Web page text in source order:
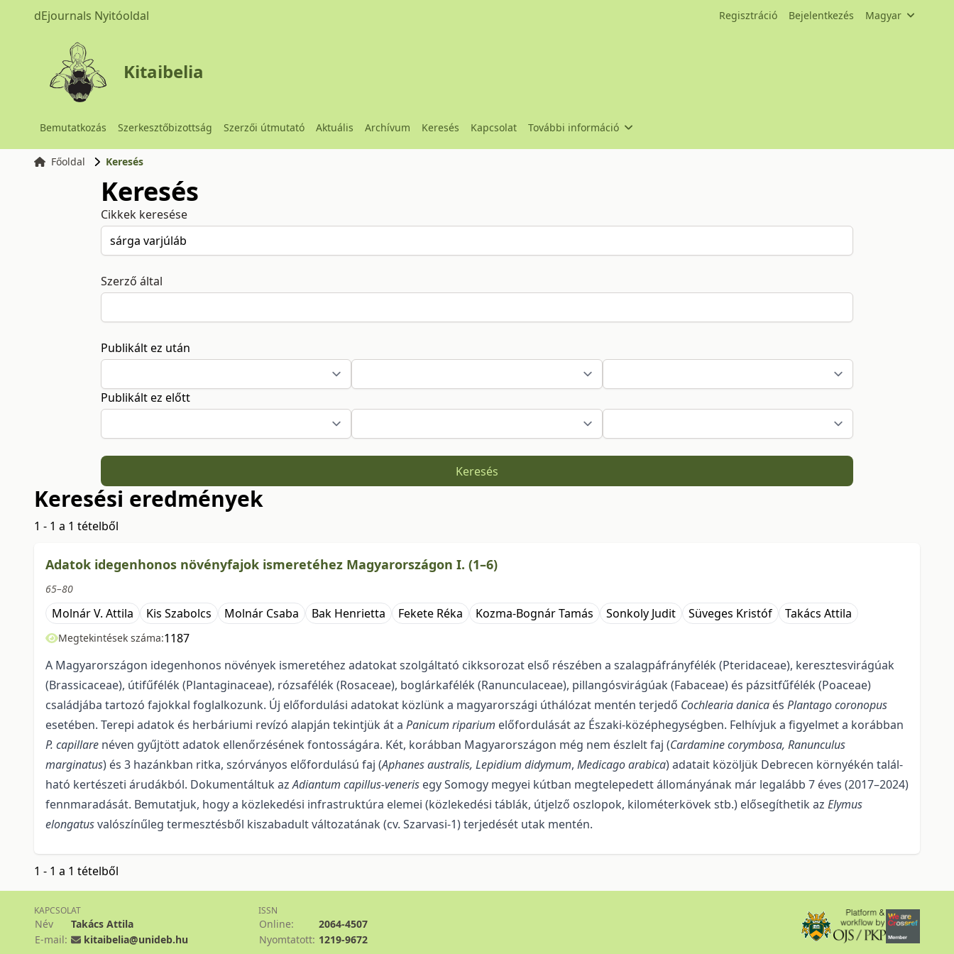
dEjournals Nyitóoldal Regisztráció Bejelentkezés Magyar
Kitaibelia
Bemutatkozás Szerkesztőbizottság Szerzői útmutató Aktuális Archívum Keresés Kapcsolat További információ
Főoldal Keresés
Keresés
Cikkek keresése
Szerző által
Publikált ez után
Publikált ez előtt
Keresés
Keresési eredmények
1 - 1 a 1 tételből
Adatok idegenhonos növényfajok ismeretéhez Magyarországon I. (1–6)
65–80
Molnár V. Attila Kis Szabolcs Molnár Csaba Bak Henrietta Fekete Réka Kozma-Bognár Tamás Sonkoly Judit Süveges Kristóf Takács Attila
Megtekintések száma:1187
A Magyarországon idegenhonos növények ismeretéhez adatokat szolgáltató cikksoro­zat első részében a szalagpáfrányfélék (Pteridaceae), keresztesvirágúak
(Brassicaceae), útifűfélék (Plan­taginaceae), rózsafélék (Rosaceae), boglárkafélék (Ranunculaceae), pillangósvirágúak (Fabaceae) és pá­zsitfűfélék (Poaceae)
családjába tartozó fajokkal foglalkozunk. Új előfordulási adatokat közlünk a magyar­országi úthálózat mentén terjedő Cochlearia danica és Plantago coronopus
esetében. Terepi adatok és herbáriumi revízó alapján tekintjük át a Panicum riparium előfordulását az Északi-középhegységben. Felhívjuk a figyelmet a korábban
P. capillare néven gyűjtött adatok ellenőrzésének fontosságára. Két, korábban Magyarországon még nem észlelt faj (Cardamine corymbosa, Ranunculus
marginatus) és 3 ha­zánkban ritka, szórványos előfordulású faj (Aphanes australis, Lepidium didymum, Medicago arabica) adatait közöljük Debrecen környékén talál­
ható kertészeti árudákból. Dokumentáltuk azAdiantum capil­lus-veneris egy So­mogy megyei kútban megtelepedett állományának már legalább 7 éves (2017–2024)
fennmaradását. Bemutatjuk, hogy a közlekedési infrastruktúra elemei (közlekedési táblák, útjelző oszlo­pok, kilométer­kövek stb.) elősegíthetik az Elymus
elongatusvalószínűleg termesztésből kiszaba­dult válto­zatának (cv. Szarvasi-1) terjedését utak mentén.
1 - 1 a 1 tételből
KAPCSOLAT
Név
Takács Attila
E-mail:
kitaibelia@unideb.hu
ISSN
Online:
2064-4507
Nyomtatott: 1219-9672